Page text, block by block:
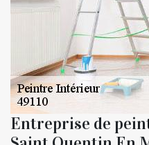
Entreprise de